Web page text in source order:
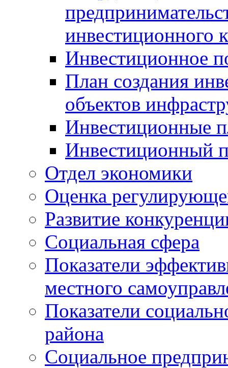
инвестиционного
Инвестиционное
План создания
объектов
Инвестиционные
Инвестиционный
Отдел экономики
Оценка
Развитие
Социальная сфера
Показатели
местного
Показатели
района
Социальное